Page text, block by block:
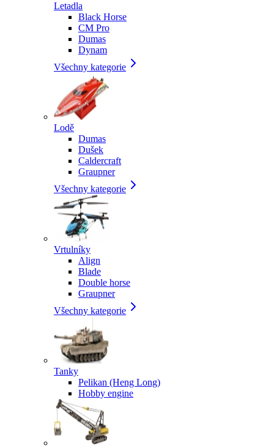
Letadla
Black Horse
CM Pro
Dumas
Dynam
Všechny kategorie
Lodě
Dumas
Dušek
Caldercraft
Graupner
Všechny kategorie
Vrtulníky
Align
Blade
Double horse
Graupner
Všechny kategorie
Tanky
Pelikan (Heng Long)
Hobby engine